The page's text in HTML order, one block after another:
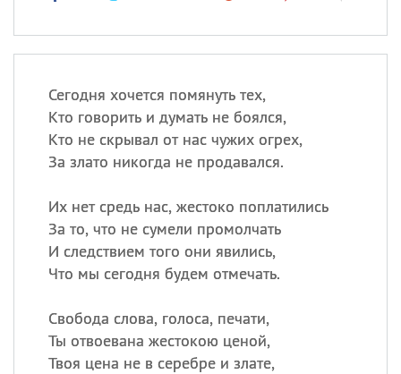
Сегодня хочется помянуть тех,
Кто говорить и думать не боялся,
Кто не скрывал от нас чужих огрех,
За злато никогда не продавался.
Их нет средь нас, жестоко поплатились
За то, что не сумели промолчать
И следствием того они явились,
Что мы сегодня будем отмечать.
Свобода слова, голоса, печати,
Ты отвоевана жестокою ценой,
Твоя цена не в серебре и злате,